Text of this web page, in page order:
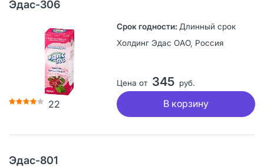
Эдас-306
22
Длинный срок
Холдинг Эдас ОАО, Россия
Цена от 345 руб.
В корзину
Эдас-801